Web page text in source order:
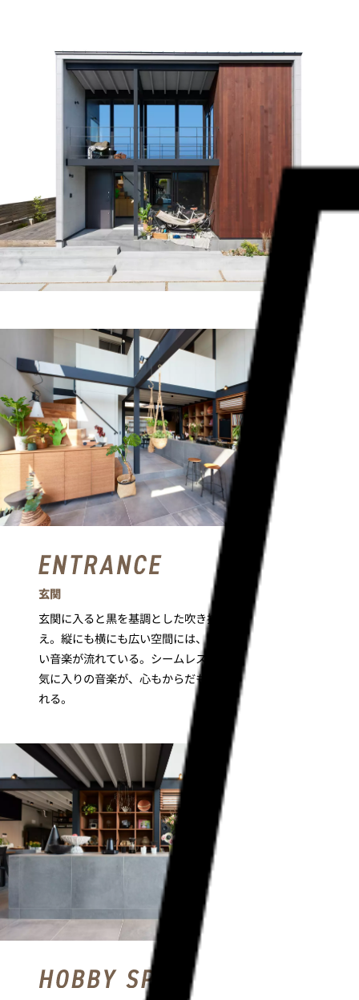
玄関
玄関に入ると黒を基調とした吹き抜けの空間がお出迎
え。 縦にも横にも広い空間には、空気をつたって心地良
い音楽が流れている。 シームレスな空間から聴こえるお
気に入りの音楽が、心もからだも開放的な気分にしてく
れる。